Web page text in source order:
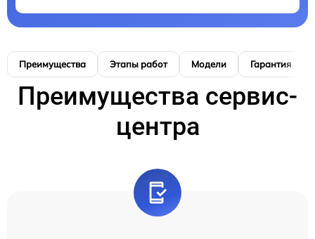
Преимущества Этапы работ Модели Гарантия
Преимущества сервис-
центра